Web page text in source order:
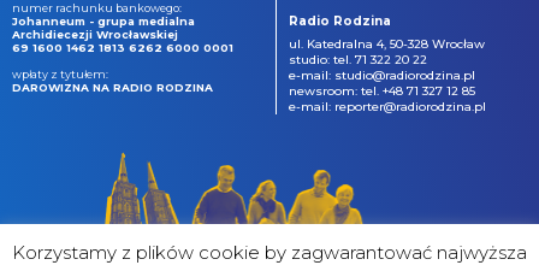
numer rachunku bankowego:
Johanneum - grupa medialna
Archidiecezji Wrocławskiej
69 1600 1462 1813 6262 6000 0001
wpłaty z tytułem:
DAROWIZNA NA RADIO RODZINA
Radio Rodzina
ul. Katedralna 4, 50-328 Wrocław
studio: tel. 71 322 20 22
e-mail: studio@radiorodzina.pl
newsroom: tel. +48 71 327 12 85
e-mail: reporter@radiorodzina.pl
Korzystamy z plików cookie by zagwarantować najwyższa